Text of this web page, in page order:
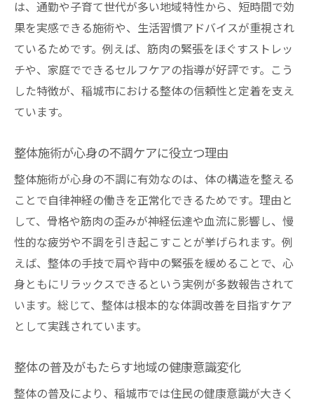
は、通勤や子育て世代が多い地域特性から、短時間で効
果を実感できる施術や、生活習慣アドバイスが重視され
ているためです。例えば、筋肉の緊張をほぐすストレッ
チや、家庭でできるセルフケアの指導が好評です。こう
した特徴が、稲城市における整体の信頼性と定着を支え
ています。
整体施術が心身の不調ケアに役立つ理由
整体施術が心身の不調に有効なのは、体の構造を整える
ことで自律神経の働きを正常化できるためです。理由と
して、骨格や筋肉の歪みが神経伝達や血流に影響し、慢
性的な疲労や不調を引き起こすことが挙げられます。例
えば、整体の手技で肩や背中の緊張を緩めることで、心
身ともにリラックスできるという実例が多数報告されて
います。総じて、整体は根本的な体調改善を目指すケア
として実践されています。
整体の普及がもたらす地域の健康意識変化
整体の普及により、稲城市では住民の健康意識が大きく